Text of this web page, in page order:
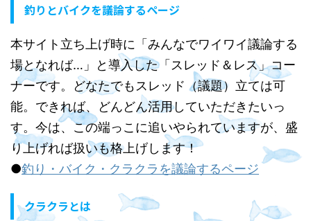
釣りとバイクを議論するページ
本サイト立ち上げ時に「みんなでワイワイ議論する
場となれば…」と導入した「スレッド＆レス」コー
ナーです。どなたでもスレッド（議題）立ては可
能。できれば、どんどん活用していただきたいっ
す。今は、この端っこに追いやられていますが、盛
り上げれば扱いも格上げします！
●釣り・バイク・クラクラを議論するページ
クラクラとは